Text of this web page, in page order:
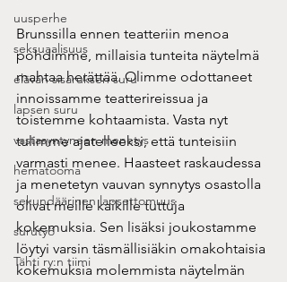
uusperhe
seksuaalisuus
elävän sisaruksen suru
lapsen suru
vastasyntyneen menetys
hematooma
sekundäärinen lapsettomuus
surutyö
Tähti ry:n tiimi
Brunssilla ennen teatteriin menoa
pohdimme, millaisia tunteita näytelmä
mahtaa herättää. Olimme odottaneet
innoissamme teatterireissua ja
toistemme kohtaamista. Vasta nyt
tulimme ajatelleeksi, että tunteisiin
varmasti menee. Haasteet raskaudessa
ja menetetyn vauvan synnytys osastolla
olivat meille kaikille tuttuja
kokemuksia. Sen lisäksi joukostamme
löytyi varsin täsmällisiäkin omakohtaisia
kokemuksia molemmista näytelmän